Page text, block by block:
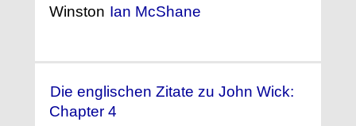
Winston Ian McShane
Die englischen Zitate zu John Wick:
Chapter 4